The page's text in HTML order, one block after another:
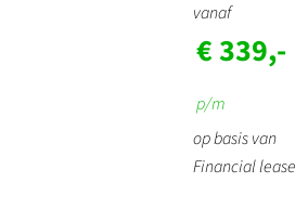
vanaf
€ 339,-
p/m
op basis van
Financial lease